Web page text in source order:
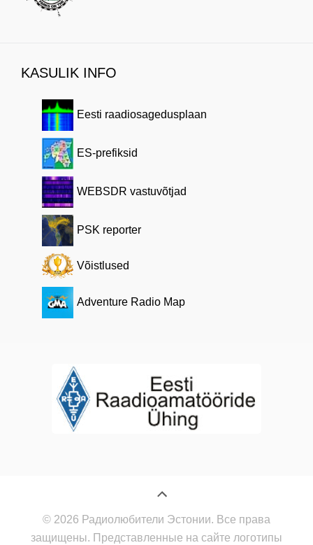
KASULIK INFO
Eesti raadiosagedusplaan
ES-prefiksid
WEBSDR vastuvõtjad
PSK reporter
Võistlused
Adventure Radio Map
© 2026 Радиолюбители Эстонии. Все права
защищены. Представленные на сайте логотипы